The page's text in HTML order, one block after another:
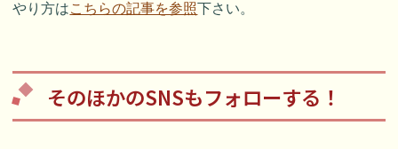
やり方はこちらの記事を参照下さい。
そのほかのSNSもフォローする！